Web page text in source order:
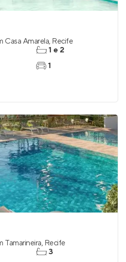
Casa Amarela, Recife
1 e 2
1
Tamarineira, Recife
3